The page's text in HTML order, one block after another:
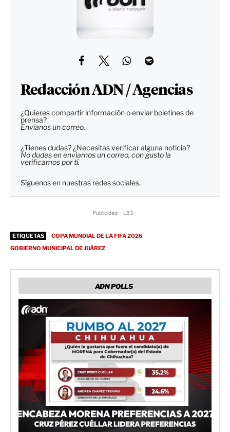
Redacción ADN / Agencias
¿Quieres compartir información o enviar boletines de
prensa?
Envíanos un correo.
¿Tienes dudas? ¿Necesitas verificar alguna noticia?
No dudes en enviarnos un correo, con gusto la
verificamos por tí.
Síguenos en nuestras redes sociales.
Publicidad - LB3 -
ETIQUETAS
COPA MUNDIAL DE LA FIFA 2026
GOBIERNO MUNICIPAL DE JUÁREZ
ADN POLLS